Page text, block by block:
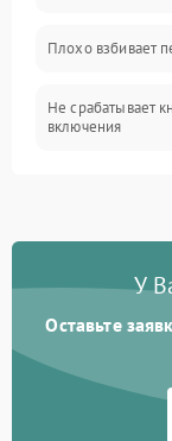
Программное
Плохо взбивает
Не срабатывает
включения
Постоянные сбои
У
Оставьте